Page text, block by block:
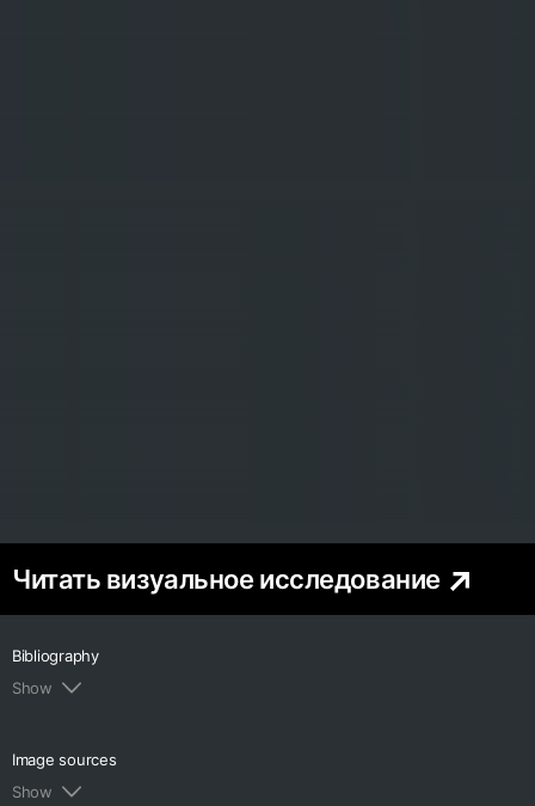
Читать визуальное исследование
Bibliography
Show
of Art in Postmigrant Public Spaces [Электронный
ресурс] // Aarhus University. — 2019. — URL:
Image sources
Show